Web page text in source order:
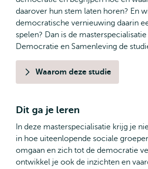
daarover hun stem laten horen? En
democratische vernieuwing daarin
spelen? Dan is de
Democratie en Samenleving de
Waarom deze studie
Dit ga je leren
In deze masterspecialisatie krijg je
in hoe uiteenlopende sociale
omgaan en zich tot de democratie
ontwikkel je ook de inzichten en